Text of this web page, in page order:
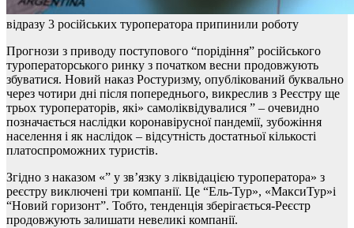
відразу 3 російських туроператора припинили роботу
Прогнози з приводу поступового “порідіння” російського
туроператорського ринку з початком весни продовжують
збуватися. Новий наказ Ростуризму, опублікований буквально
через чотири дні після попереднього, викреслив з Реєстру ще
трьох туроператорів, які» самоліквідувалися ” – очевидно
позначається наслідки коронавірусної пандемії, зубожіння
населення і як наслідок – відсутність достатньої кількості
платоспроможних туристів.
Згідно з наказом «” у зв’язку з ліквідацією туроператора» з
реєстру виключені три компанії. Це “Ель-Тур», «МаксиТур»і
“Новий горизонт”. Тобто, тенденція зберігається-Реєстр
продовжують залишати невеликі компанії.